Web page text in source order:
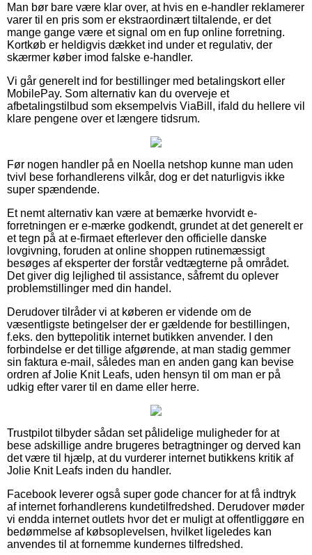
Man bør bare være klar over, at hvis en e-handler reklamerer
varer til en pris som er ekstraordinært tiltalende, er det
mange gange være et signal om en fup online forretning.
Kortkøb er heldigvis dækket ind under et regulativ, der
skærmer køber imod falske e-handler.
Vi går generelt ind for bestillinger med betalingskort eller
MobilePay. Som alternativ kan du overveje et
afbetalingstilbud som eksempelvis ViaBill, ifald du hellere vil
klare pengene over et længere tidsrum.
Før nogen handler på en Noella netshop kunne man uden
tvivl bese forhandlerens vilkår, dog er det naturligvis ikke
super spændende.
Et nemt alternativ kan være at bemærke hvorvidt e-
forretningen er e-mærke godkendt, grundet at det generelt er
et tegn på at e-firmaet efterlever den officielle danske
lovgivning, foruden at online shoppen rutinemæssigt
besøges af eksperter der forstår vedtægterne på området.
Det giver dig lejlighed til assistance, såfremt du oplever
problemstillinger med din handel.
Derudover tilråder vi at køberen er vidende om de
væsentligste betingelser der er gældende for bestillingen,
f.eks. den byttepolitik internet butikken anvender. I den
forbindelse er det tillige afgørende, at man stadig gemmer
sin faktura e-mail, således man en anden gang kan bevise
ordren af Jolie Knit Leafs, uden hensyn til om man er på
udkig efter varer til en dame eller herre.
Trustpilot tilbyder sådan set pålidelige muligheder for at
bese adskillige andre brugeres betragtninger og derved kan
det være til hjælp, at du vurderer internet butikkens kritik af
Jolie Knit Leafs inden du handler.
Facebook leverer også super gode chancer for at få indtryk
af internet forhandlerens kundetilfredshed. Derudover møder
vi endda internet outlets hvor det er muligt at offentliggøre en
bedømmelse af købsoplevelsen, hvilket ligeledes kan
anvendes til at fornemme kundernes tilfredshed.